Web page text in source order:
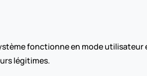
fonctionne en mode utilisateur
légitimes.